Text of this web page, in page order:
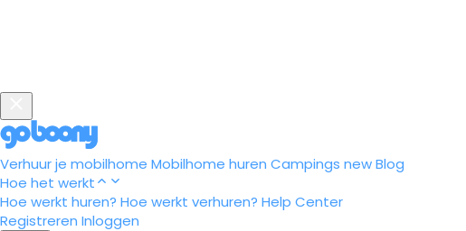
Verhuur je mobilhome Mobilhome huren Campings newBlog
Hoe het werkt
Hoe werkt huren? Hoe werkt verhuren? Help Center
Registreren Inloggen